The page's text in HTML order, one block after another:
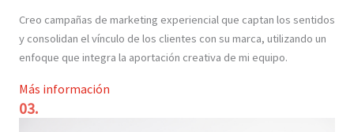
Creo campañas de marketing experiencial que captan los sentidos
y consolidan el vínculo de los clientes con su marca, utilizando un
enfoque que integra la aportación creativa de mi equipo.
Más información
03.